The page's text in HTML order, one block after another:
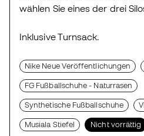
wählen Sie eines der drei
Inklusive Turnsack.
Nike Neue Veröffentlichungen
FG Fußballschuhe - Naturrasen
Synthetische Fußballschuhe
Musiala Stiefel Nicht vorrättig